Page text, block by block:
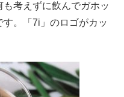
考えずに飲んでガホッ
。「7i」のロゴがカッ